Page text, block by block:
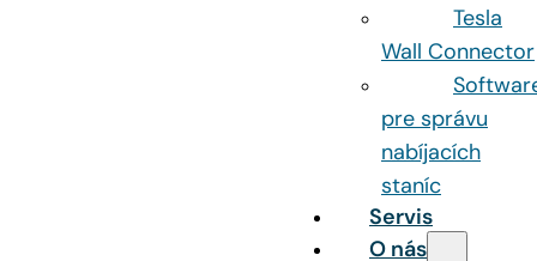
Tesla
Wall Connector
pre správu
nabíjacích
staníc
Servis
O nás